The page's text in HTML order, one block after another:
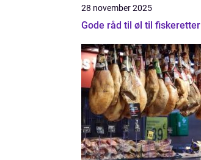
28 november 2025
Gode råd til øl til fiskeretter